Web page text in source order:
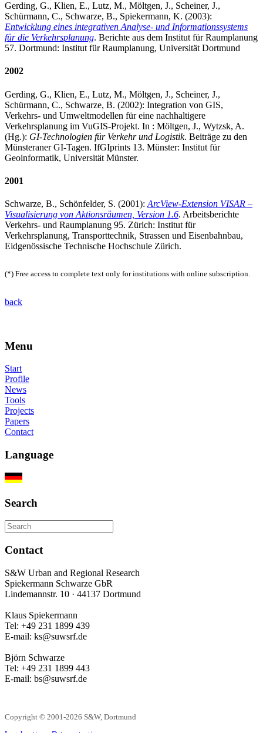
Gerding, G., Klien, E., Lutz, M., Möltgen, J., Scheiner, J.,
Schürmann, C., Schwarze, B., Spiekermann, K. (2003):
Entwicklung eines integrativen Analyse- und Informationssystems
für die Verkehrsplanung. Berichte aus dem Institut für Raumplanung
57. Dortmund: Institut für Raumplanung, Universität Dortmund
2002
Gerding, G., Klien, E., Lutz, M., Möltgen, J., Scheiner, J.,
Schürmann, C., Schwarze, B. (2002): Integration von GIS,
Verkehrs- und Umweltmodellen für eine nachhaltigere
Verkehrsplanung im VuGIS-Projekt. In : Möltgen, J., Wytzsk, A.
(Hg.): GI-Technologien für Verkehr und Logistik. Beiträge zu den
Münsteraner GI-Tagen. IfGIprints 13. Münster: Institut für
Geoinformatik, Universität Münster.
2001
Schwarze, B., Schönfelder, S. (2001): ArcView-Extension VISAR –
Visualisierung von Aktionsräumen, Version 1.6. Arbeitsberichte
Verkehrs- und Raumplanung 95. Zürich: Institut für
Verkehrsplanung, Transporttechnik, Strassen und Eisenbahnbau,
Eidgenössische Technische Hochschule Zürich.
(*) Free access to complete text only for institutions with online subscription.
back
Menu
Start
Profile
News
Tools
Projects
Papers
Contact
Language
Search
Contact
S&W Urban and Regional Research
Spiekermann Schwarze GbR
Lindemannstr. 10 · 44137 Dortmund
Klaus Spiekermann
Tel: +49 231 1899 439
E-mail: ks@suwsrf.de
Björn Schwarze
Tel: +49 231 1899 443
E-mail: bs@suwsrf.de
Copyright © 2001-2026 S&W, Dortmund